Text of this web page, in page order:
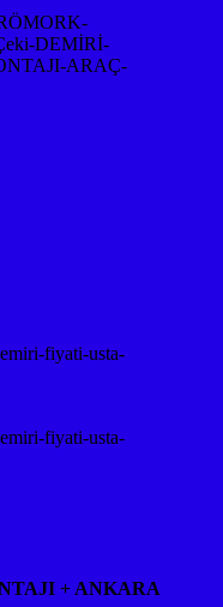
DEMİRİ-
ARAÇ-
fiyati-usta-
fiyati-usta-
+ ANKARA